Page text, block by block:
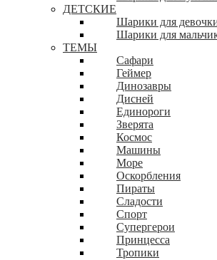
ДЕТСКИЕ
Шарики для
Шарики для
ТЕМЫ
Сафари
Геймер
Динозавры
Дисней
Единороги
Зверята
Космос
Машины
Море
Оскорбления
Пираты
Сладости
Спорт
Супергерои
Принцесса
Тропики